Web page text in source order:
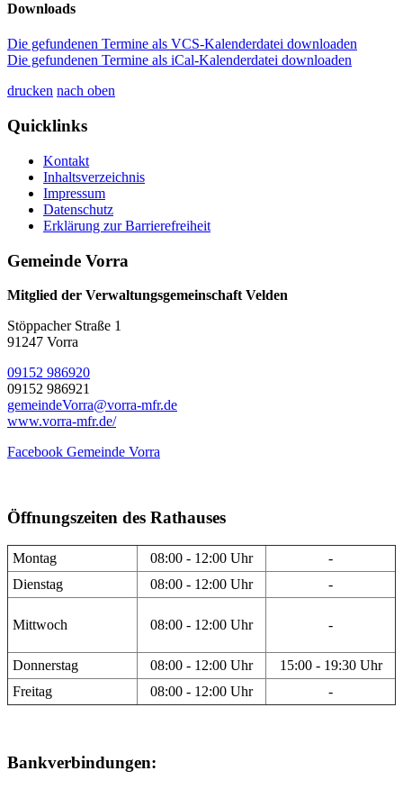
Downloads
Die gefundenen Termine als VCS-Kalenderdatei downloaden
Die gefundenen Termine als iCal-Kalenderdatei downloaden
drucken nach oben
Quicklinks
Kontakt
Inhaltsverzeichnis
Impressum
Datenschutz
Erklärung zur Barrierefreiheit
Gemeinde Vorra
Mitglied der Verwaltungsgemeinschaft Velden
Stöppacher Straße 1
91247 Vorra
09152 986920
09152 986921
gemeindeVorra@vorra-mfr.de
www.vorra-mfr.de/
Facebook Gemeinde Vorra
Öffnungszeiten des Rathauses
Montag 08:00 - 12:00 Uhr
-
Dienstag
08:00 - 12:00 Uhr -
Mittwoch 08:00 - 12:00 Uhr -
Donnerstag 08:00 - 12:00 Uhr
15:00 - 19:30 Uhr
Freitag
08:00 - 12:00 Uhr -
Bankverbindungen: